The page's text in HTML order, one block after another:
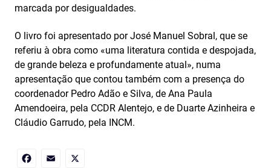
marcada por desigualdades.
O livro foi apresentado por José Manuel Sobral, que se
referiu à obra como «uma literatura contida e despojada,
de grande beleza e profundamente atual», numa
apresentação que contou também com a presença do
coordenador Pedro Adão e Silva, de Ana Paula
Amendoeira, pela CCDR Alentejo, e de Duarte Azinheira e
Cláudio Garrudo, pela INCM.